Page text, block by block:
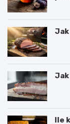
Jak
Jak
Ile